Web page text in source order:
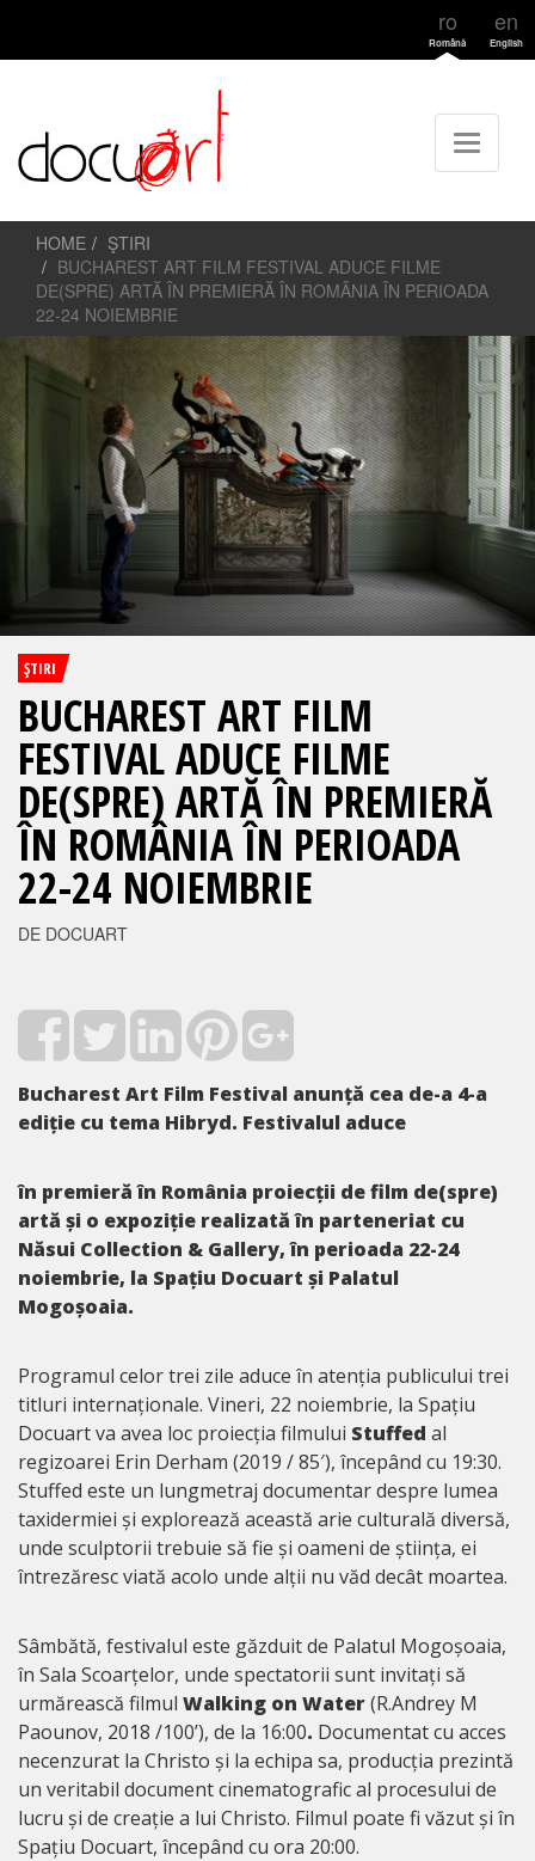
ro
Română
en
English
HOME
ŞTIRI
BUCHAREST ART FILM FESTIVAL ADUCE FILME
DE(SPRE) ARTĂ ÎN PREMIERĂ ÎN ROMÂNIA ÎN PERIOADA
22-24 NOIEMBRIE
ŞTIRI
BUCHAREST ART FILM
FESTIVAL ADUCE FILME
DE(SPRE) ARTĂ ÎN PREMIERĂ
ÎN ROMÂNIA ÎN PERIOADA
22-24 NOIEMBRIE
DE DOCUART
Bucharest Art Film Festival anunță cea de-a 4-a
ediție cu tema Hibryd. Festivalul aduce
în premieră în România proiecții de film de(spre)
artă și o expoziție realizată în parteneriat cu
Năsui Collection & Gallery, în perioada 22-24
noiembrie, la Spațiu Docuart și Palatul
Mogoșoaia.
Programul celor trei zile aduce în atenția publicului trei
titluri internaționale. Vineri, 22 noiembrie, la Spațiu
Docuart va avea loc proiecția filmului Stuffed al
regizoarei Erin Derham (2019 / 85′), începând cu 19:30.
Stuffed este un lungmetraj documentar despre lumea
taxidermiei și explorează această arie culturală diversă,
unde sculptorii trebuie să fie și oameni de știința, ei
întrezăresc viată acolo unde alții nu văd decât moartea.
Sâmbătă, festivalul este găzduit de Palatul Mogoșoaia,
în Sala Scoarțelor, unde spectatorii sunt invitați să
urmărească filmul Walking on Water(R.Andrey M
Paounov, 2018 /100’), de la 16:00. Documentat cu acces
necenzurat la Christo și la echipa sa, producția prezintă
un veritabil document cinematografic al procesului de
lucru și de creație a lui Christo. Filmul poate fi văzut și în
Spațiu Docuart, începând cu ora 20:00.